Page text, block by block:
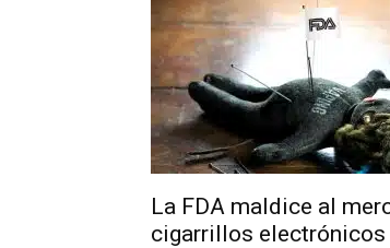
La FDA maldice al
cigarrillos electrónicos